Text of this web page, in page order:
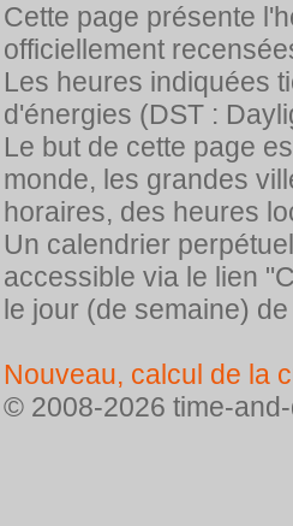
Cette page présente
officiellement
Les heures indiquées
d'énergies (DST :
Le but de cette page
monde, les grandes
horaires, des heures
Un calendrier
accessible via le lien
le jour (de semaine)
Nouveau, calcul de la
© 2008-2026 time-